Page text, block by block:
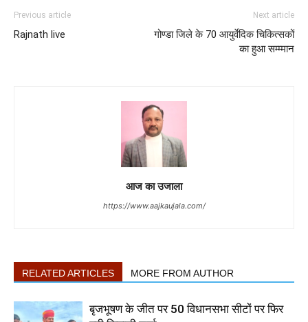
Previous article
Rajnath live
Next article
गोण्डा जिले के 70 आयुर्वेदिक चिकित्सकों
का हुआ सम्म्मान
आज का उजाला
https://www.aajkaujala.com/
RELATED ARTICLES MORE FROM AUTHOR
बृजभूषण के जीत पर 50 विधानसभा सीटों पर फिर